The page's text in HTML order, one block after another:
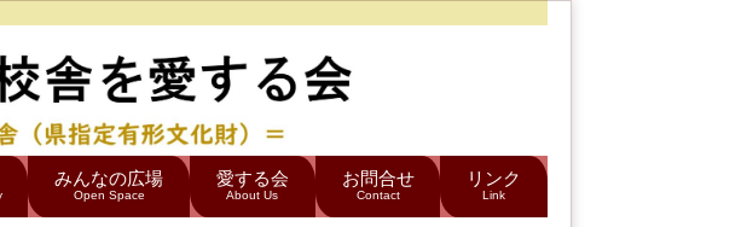
みんなの広場
Open Space
愛する会
About Us
お問合せ
Contact
リンク
Link
第一校舎